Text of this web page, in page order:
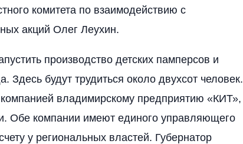
комитета по взаимодействию с
акций Олег Леухин.
производство детских памперсов и
Здесь будут трудиться около двухсот человек.
владимирскому предприятию «КИТ»,
Обе компании имеют единого управляющего
у региональных властей. Губернатор